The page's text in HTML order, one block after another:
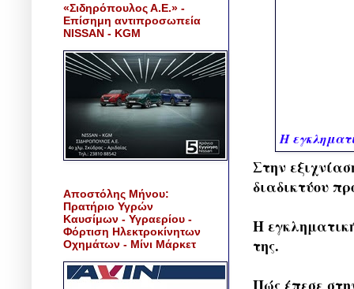
Η
Στην
διαδικτύου
Η
της.
«Σιδηρόπουλος Α.Ε.» -
Επίσημη αντιπροσωπεία
NISSAN - KGM
Αποστόλης Μήνου:
Πρατήριο Υγρών
Καυσίμων - Υγραερίου -
Φόρτιση Ηλεκτροκίνητων
Οχημάτων - Μίνι Μάρκετ